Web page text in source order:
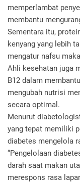
memperlambat
membantu
Sementara itu,
kenyang yang lebih
mengatur nafsu
Ahli kesehatan juga
B12 dalam
mengubah nutrisi
secara optimal.
Menurut
yang tepat memiliki
diabetes mengelola
“Pengelolaan
darah saat makan
merespons rasa